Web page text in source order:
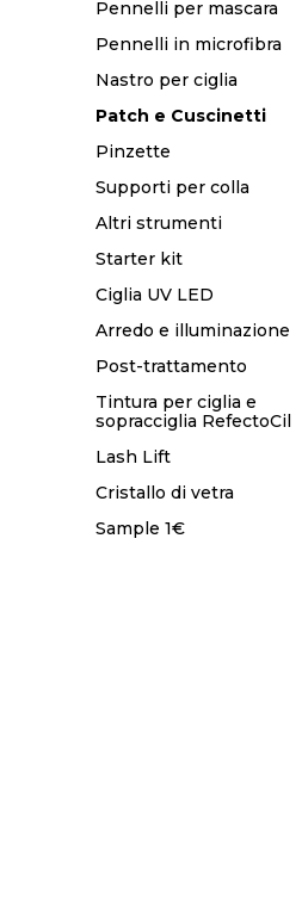
Pennelli per mascara
Pennelli in microfibra
Nastro per ciglia
Patch e Cuscinetti
Pinzette
Supporti per colla
Altri strumenti
Starter kit
Ciglia UV LED
Arredo e illuminazione
Post-trattamento
Tintura per ciglia e
sopracciglia RefectoCil
Lash Lift
Cristallo di vetra
Sample 1€